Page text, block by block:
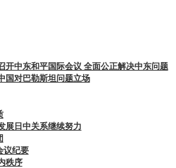
开中东和平国际会议 全面公正解决中东问题
国对巴勒斯坦问题立场
展日中关系继续努力
议纪要
秩序